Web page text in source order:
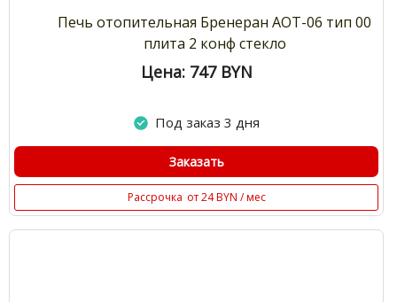
Печь отопительная Бренеран АОТ-06 тип 00
плита 2 конф стекло
Цена: 747 BYN
Под заказ 3 дня
Заказать
Рассрочка от 24 BYN / мес